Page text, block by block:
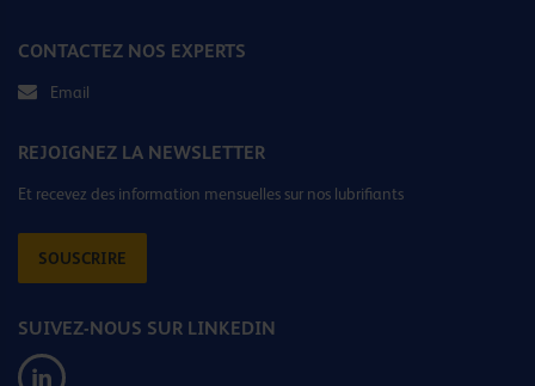
CONTACTEZ NOS EXPERTS
Email
REJOIGNEZ LA NEWSLETTER
Et recevez des information mensuelles sur nos lubrifiants
SOUSCRIRE
SUIVEZ-NOUS SUR LINKEDIN